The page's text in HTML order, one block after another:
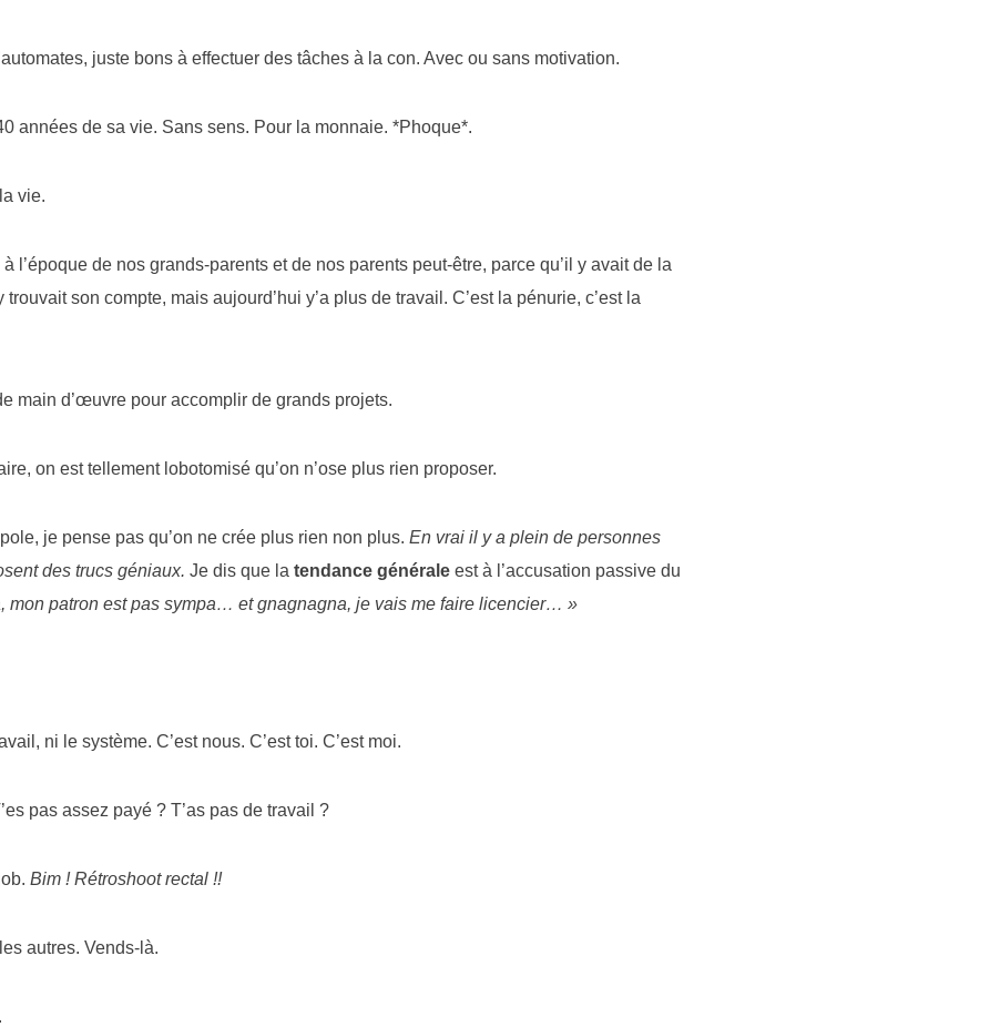
juste bons à effectuer des tâches à la con. Avec ou sans motivation.
années de sa vie. Sans sens. Pour la monnaie. *Phoque*.
vie.
l’époque de nos grands-parents et de nos parents peut-être, parce qu’il y avait de la
son compte, mais aujourd’hui y’a plus de travail. C’est la pénurie, c’est la
main d’œuvre pour accomplir de grands projets.
on est tellement lobotomisé qu’on n’ose plus rien proposer.
je pense pas qu’on ne crée plus rien non plus. En vrai il y a plein de personnes
des trucs géniaux. Je dis que la tendance générale est à l’accusation passive du
mon patron est pas sympa… et gnagnagna, je vais me faire licencier… »
ni le système. C’est nous. C’est toi. C’est moi.
pas assez payé ? T’as pas de travail ?
Bim ! Rétroshoot rectal !!
autres. Vends-là.